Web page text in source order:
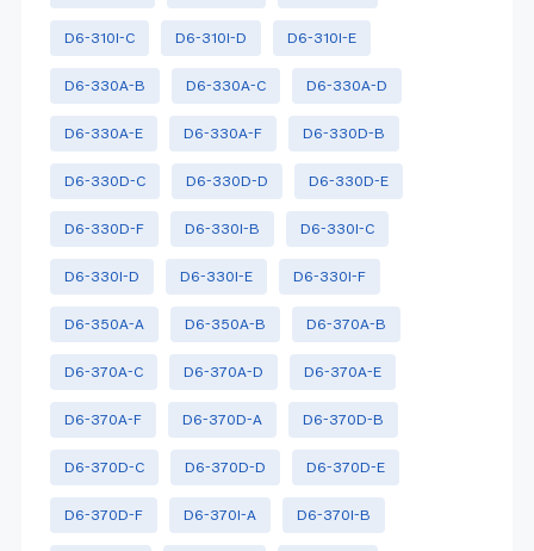
D6-310I-C D6-310I-D D6-310I-E
D6-330A-B D6-330A-C D6-330A-D
D6-330A-E D6-330A-F D6-330D-B
D6-330D-C D6-330D-D D6-330D-E
D6-330D-F D6-330I-B D6-330I-C
D6-330I-D D6-330I-E D6-330I-F
D6-350A-A D6-350A-B D6-370A-B
D6-370A-C D6-370A-D D6-370A-E
D6-370A-F D6-370D-A D6-370D-B
D6-370D-C D6-370D-D D6-370D-E
D6-370D-F D6-370I-A D6-370I-B